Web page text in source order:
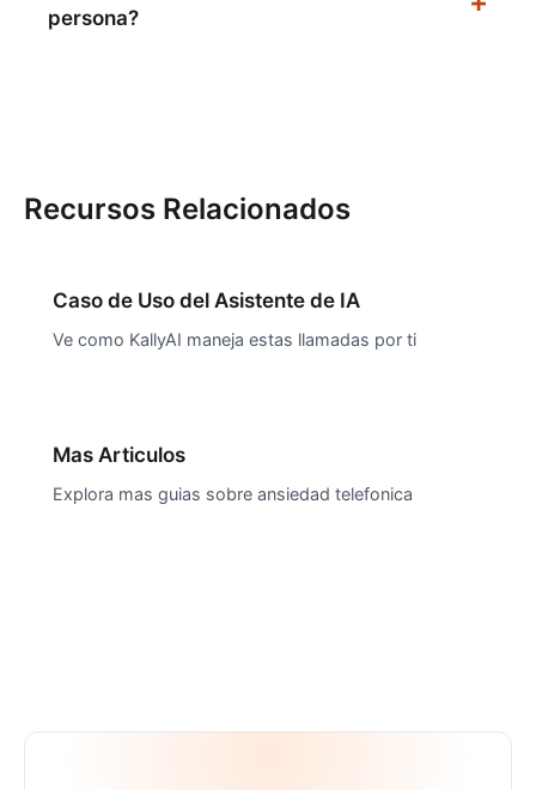
persona?
Recursos Relacionados
Caso de Uso del Asistente de IA
Ve como KallyAI maneja estas llamadas por ti
Mas Articulos
Explora mas guias sobre ansiedad telefonica